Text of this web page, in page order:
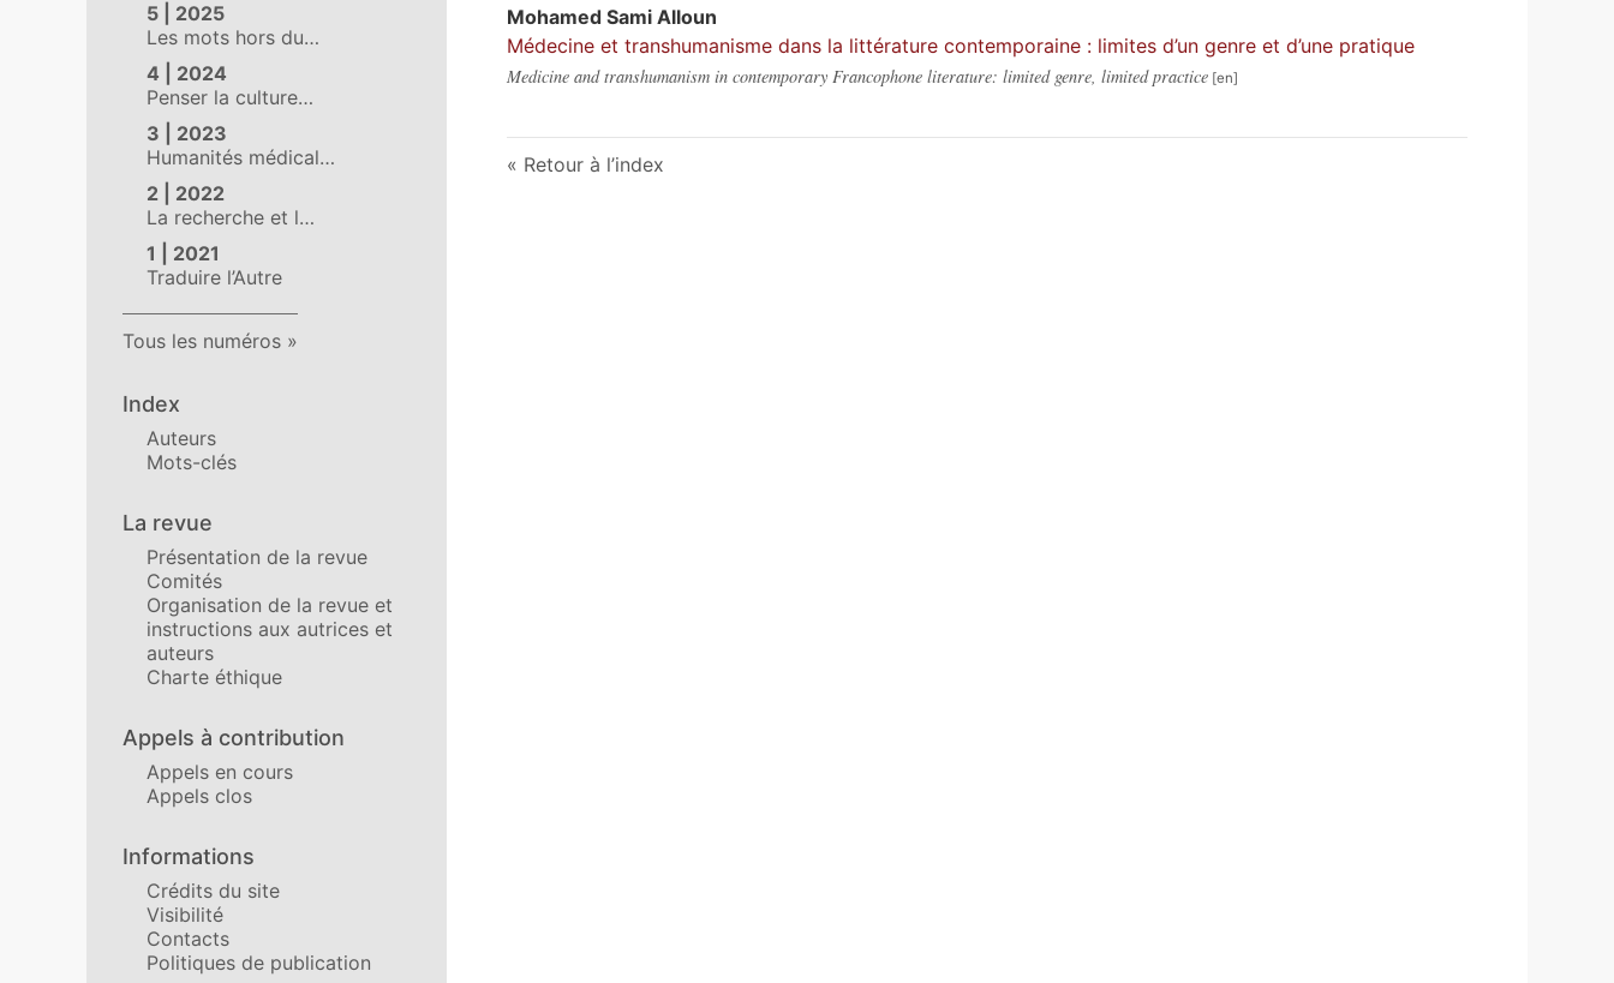
5 | 2025
Les mots hors du…
4 | 2024
Penser la culture…
3 | 2023
Humanités médical…
2 | 2022
La recherche et l…
1 | 2021
Traduire l’Autre
Tous les numéros
Index
Auteurs
Mots-clés
La revue
Présentation de la revue
Comités
Organisation de la revue et
instructions aux autrices et
auteurs
Charte éthique
Appels à contribution
Appels en cours
Appels clos
Informations
Crédits du site
Visibilité
Contacts
Politiques de publication
Mohamed Sami Alloun
Médecine et transhumanisme dans la littérature contemporaine : limites d’un genre et d’une pratique
Medicine and transhumanism in contemporary Francophone literature: limited genre, limited practice
Retour à l’index